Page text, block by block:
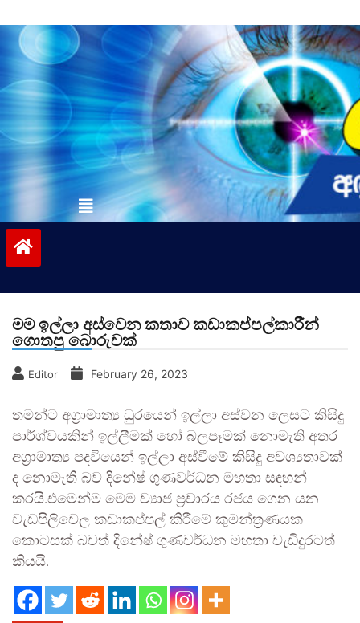
to
contentvinivida.lk
මම ඉල්ලා අස්වෙන කතාව කඩාකප්පල්කාරීන්
ගොතපු බොරුවක්
Editor February 26, 2023
තමන්ට අග්‍රාමාත්‍ය ධුරයෙන් ඉල්ලා අස්වන ලෙසට කිසිදු
පාර්ශ්වයකින් ඉල්ලීමක් හෝ බලපෑමක් නොමැති අතර
අග්‍රාමාත්‍ය පදවියෙන් ඉල්ලා අස්වීමේ කිසිදු අවශ්‍යතාවක්
ද නොමැති බව දිනේෂ් ගුණවර්ධන මහතා සඳහන්
කරයි.එමෙන්ම මෙම ව්‍යාජ ප්‍රචාරය රජය ගෙන යන
වැඩපිලිවෙල කඩාකප්පල් කිරීමේ කුමන්ත්‍රණයක
කොටසක් බවත් දිනේෂ් ගුණවර්ධන මහතා වැඩිදුරටත්
කියයි.